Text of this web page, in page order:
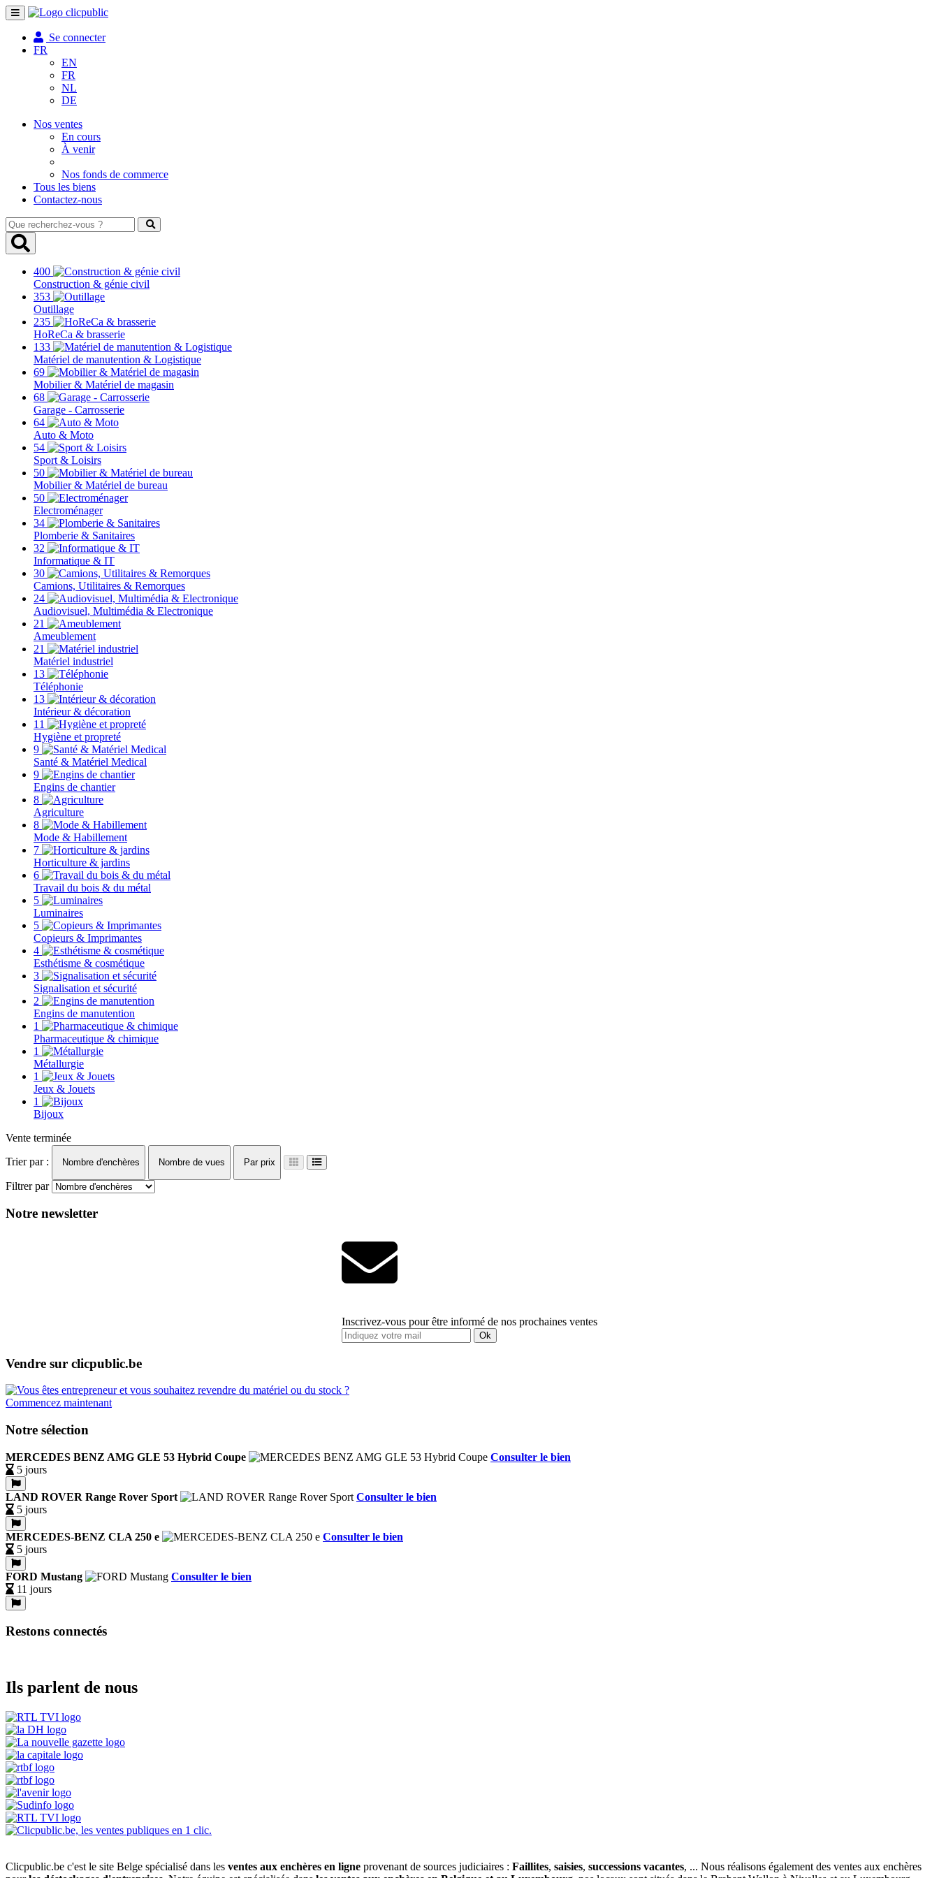
Toggle
navigation
Se connecter
FR
EN
FR
NL
DE
Nos ventes
En cours
À venir
Nos fonds de commerce
Tous les biens
Contactez-nous
Que
recherchez-
vous
400
Construction & génie civil
353
Outillage
235
HoReCa & brasserie
133
Matériel de manutention & Logistique
69
Mobilier & Matériel de magasin
68
Garage - Carrosserie
64
Auto & Moto
54
Sport & Loisirs
50
Mobilier & Matériel de bureau
50
Electroménager
34
Plomberie & Sanitaires
32
Informatique & IT
30
Camions, Utilitaires & Remorques
24
Audiovisuel, Multimédia & Electronique
21
Ameublement
21
Matériel industriel
13
Téléphonie
13
Intérieur & décoration
11
Hygiène et propreté
9
Santé & Matériel Medical
9
Engins de chantier
8
Agriculture
8
Mode & Habillement
7
Horticulture & jardins
6
Travail du bois & du métal
5
Luminaires
5
Copieurs & Imprimantes
4
Esthétisme & cosmétique
3
Signalisation et sécurité
2
Engins de manutention
1
Pharmaceutique & chimique
1
Métallurgie
1
Jeux & Jouets
1
Bijoux
Vente terminée
Trier par :
Nombre d'enchères Nombre de vues Par prix
Filtrer par
Notre newsletter
Inscrivez-vous pour être informé de nos prochaines ventes
Ok
Vendre sur clicpublic.be
Commencez maintenant
Notre sélection
MERCEDES BENZ AMG GLE 53 Hybrid Coupe
Consulter le bien
5 jours
LAND ROVER Range Rover Sport
Consulter le bien
5 jours
MERCEDES-BENZ CLA 250 e
Consulter le bien
5 jours
FORD Mustang
Consulter le bien
11 jours
Restons connectés
Ils parlent de nous
Clicpublic.be c'est le site Belge spécialisé dans les ventes aux enchères en ligne provenant de sources judiciaires : Faillites, saisies, successions vacantes, ... Nous réalisons également des ventes aux enchères